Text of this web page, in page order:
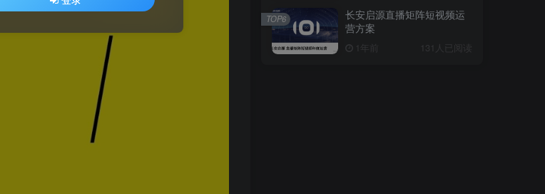
长安启源直播矩阵短视频运
营方案
1年前 131人已阅读
TOP6